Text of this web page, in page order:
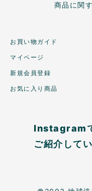
商品に関
お買い物ガイド
マイページ
新規会員登録
お気に入り商品
Instagram
ご紹介して